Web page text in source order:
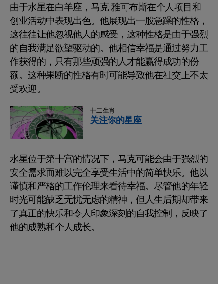
由于水星在白羊座，马克·雅可布斯在个人项目和
创业活动中表现出色。他展现出一股急躁的性格，
这往往让他忽视他人的感受，这种性格是由于强烈
的自我满足欲望驱动的。他相信幸福是通过努力工
作获得的，只有那些顽强的人才能赢得成功的份
额。这种果断的性格有时可能导致他在社交上不太
受欢迎。
十二生肖
关注你的星座
水星位于第十宫的情况下，马克可能会由于强烈的
安全需求而难以完全享受生活中的简单快乐。他以
谨慎和严格的工作伦理来看待幸福。尽管他的年轻
时光可能缺乏无忧无虑的精神，但人生后期却带来
了真正的快乐和令人印象深刻的自我控制，反映了
他的成熟和个人成长。